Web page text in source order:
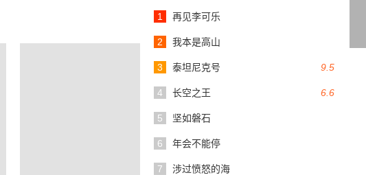
1 再见李可乐
2 我本是高山
9.5
3 泰坦尼克号
6.6
4 长空之王
5 坚如磐石
6 年会不能停
7 涉过愤怒的海